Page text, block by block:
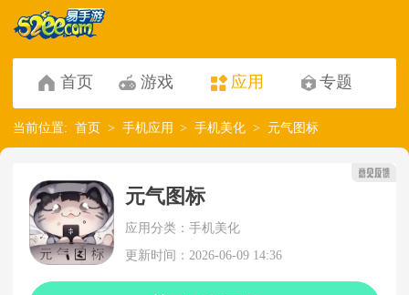
首页 游戏 应用 专题
当前位置: 首页 手机应用 手机美化 元气图标
元气图标
应用分类：手机美化
更新时间：2026-06-09 14:36